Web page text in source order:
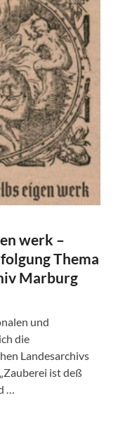
werk –
Thema
Marburg
und
die
Landesarchivs
ist deß
…